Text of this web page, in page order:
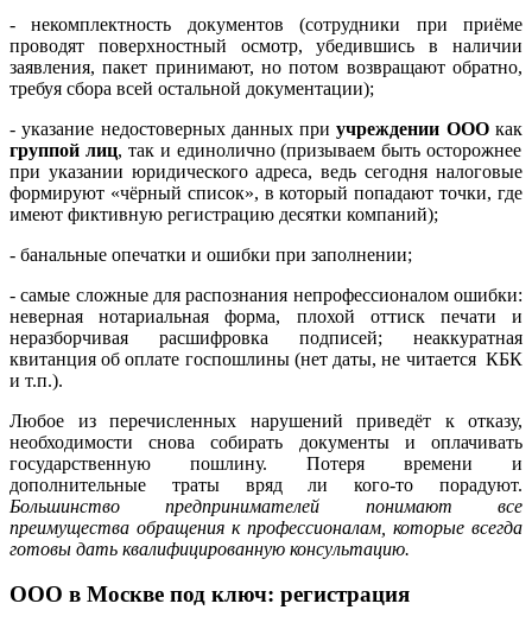
- некомплектность документов (сотрудники при приёме
проводят поверхностный осмотр, убедившись в наличии
заявления, пакет принимают, но потом возвращают обратно,
требуя сбора всей остальной документации);
- указание недостоверных данных приучреждении ОООкак
группой лиц, так и единолично (призываем быть осторожнее
при указании юридического адреса, ведь сегодня налоговые
формируют «чёрный список», в который попадают точки, где
имеют фиктивную регистрацию десятки компаний);
- банальные опечатки и ошибки при заполнении;
- самые сложные для распознания непрофессионалом ошибки:
неверная нотариальная форма, плохой оттиск печати и
неразборчивая расшифровка подписей; неаккуратная
квитанция об оплате госпошлины (нет даты, не читается КБК
и т.п.).
Любое из перечисленных нарушений приведёт к отказу,
необходимости снова собирать документы и оплачивать
государственную пошлину. Потеря времени и
дополнительные траты вряд ли кого-то порадуют.
Большинство предпринимателей понимают все
преимущества обращения к профессионалам, которые всегда
готовы дать квалифицированную консультацию.
ООО в Москве под ключ: регистрация